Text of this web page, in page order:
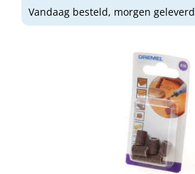
Vandaag besteld, morgen geleverd